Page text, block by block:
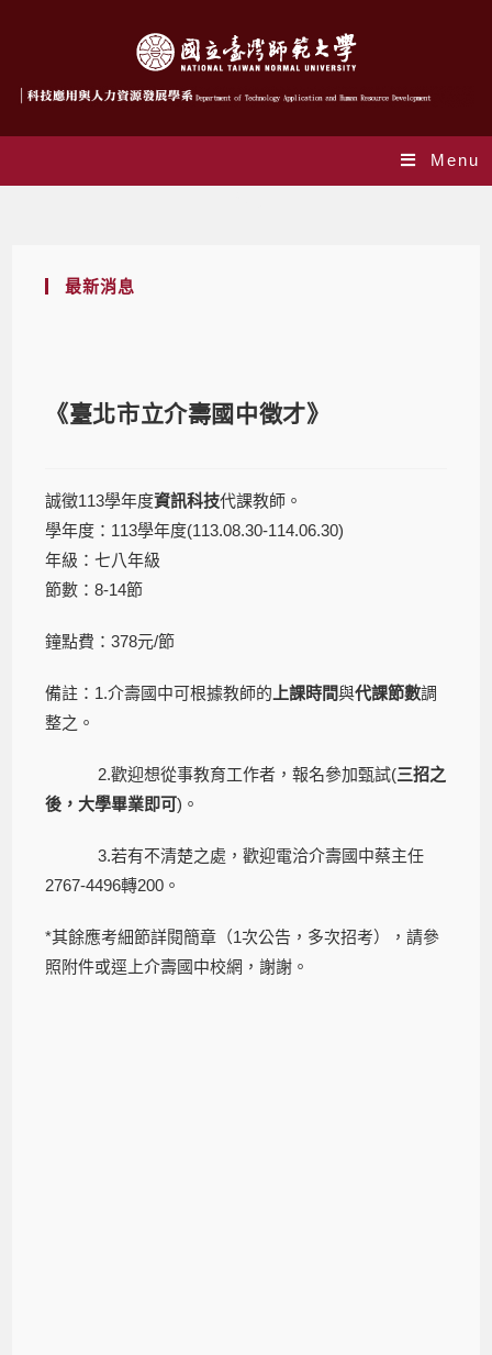
Menu
最新消息
《臺北市立介壽國中徵才》
誠徵113學年度資訊科技代課教師。
學年度：113學年度(113.08.30-114.06.30)
年級：七八年級
節數：8-14節
鐘點費：378元/節
備註：1.介壽國中可根據教師的 上課時間與代課節數調
整之。
2.歡迎想從事教育工作者，報名參加甄試(三招之
後，大學畢業即可)。
3.若有不清楚之處，歡迎電洽介壽國中蔡主任
2767-4496轉200。
*其餘應考細節詳閱簡章（1次公告，多次招考），請參
照附件或逕上介壽國中校網，謝謝。